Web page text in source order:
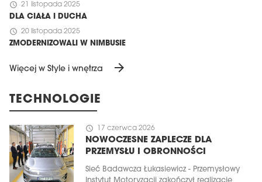
schedule 21 listopada 2025
DLA CIAŁA I DUCHA
schedule 20 listopada 2025
ZMODERNIZOWALI W NIMBUSIE
Więcej w Style i wnętrza arrow_forward
TECHNOLOGIE
schedule 17 czerwca 2026
NOWOCZESNE ZAPLECZE DLA
PRZEMYSŁU I OBRONNOŚCI
Sieć Badawcza Łukasiewicz - Przemysłowy